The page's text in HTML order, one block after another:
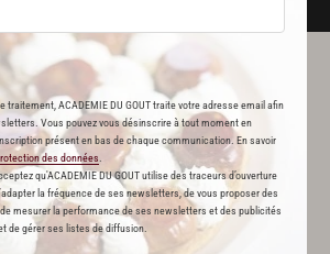
traitement, ACADEMIE DU GOUT traite votre adresse email afin
Vous pouvez vous désinscrire à tout moment en
présent en bas de chaque communication. En savoir
des données
qu'ACADEMIE DU GOUT utilise des traceurs d’ouverture
la fréquence de ses newsletters, de vous proposer des
mesurer la performance de ses newsletters et des publicités
de gérer ses listes de diffusion.
DU GOÛT VOUS
RECOMMANDE
Pâte àpissaladière
831
ParAlain Ducasse
et 2 autres chefs